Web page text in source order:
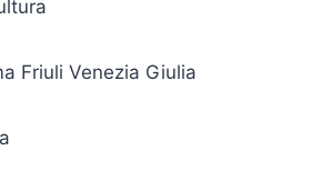
Friuli Venezia Giulia